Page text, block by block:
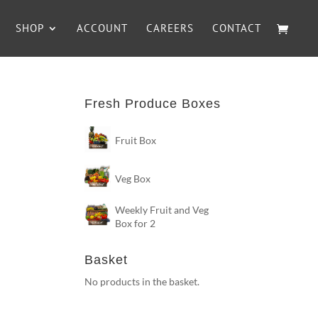
SHOP ACCOUNT CAREERS CONTACT
Fresh Produce Boxes
Fruit Box
Veg Box
Weekly Fruit and Veg
Box for 2
Basket
No products in the basket.